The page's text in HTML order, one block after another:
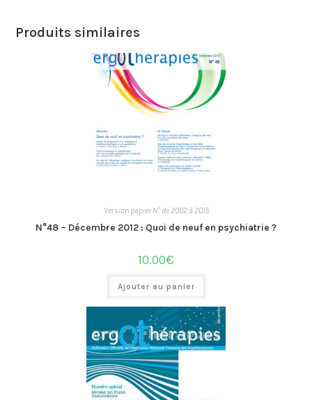
Produits similaires
Version papier N° de 2002 à 2015
N°48 – Décembre 2012 : Quoi de neuf en psychiatrie ?
10.00€
Ajouter au panier